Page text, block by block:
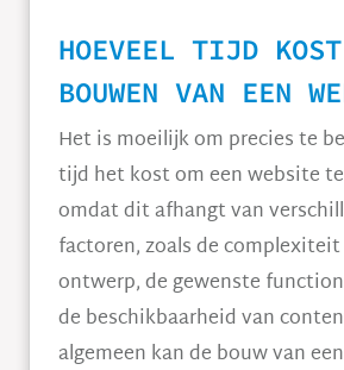
HOEVEEL TIJD
BOUWEN VAN EEN
Het is moeilijk om precies te
tijd het kost om een website
omdat dit afhangt van
factoren, zoals de
ontwerp, de gewenste
de beschikbaarheid van
algemeen kan de bouw van